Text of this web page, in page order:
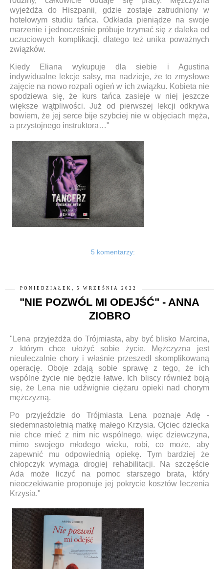
wyjeżdża do Hiszpanii, gdzie zostaje zatrudniony w
hotelowym studiu tańca. Odkłada pieniądze na swoje
marzenie i jednocześnie próbuje trzymać się z daleka od
uczuciowych komplikacji, dlatego też unika poważnych
związków.
Kiedy Eliana wykupuje dla siebie i Agustina
indywidualne lekcje salsy, ma nadzieje, że to zmysłowe
zajęcie na nowo rozpali ogień w ich związku. Kobieta nie
spodziewa się, że kurs tańca zasieje w niej jeszcze
większe wątpliwości. Już od pierwszej lekcji odkrywa
bowiem, że jej serce bije szybciej nie w objęciach męża,
a przystojnego instruktora…"
5 komentarzy:
PONIEDZIAŁEK, 5 WRZEŚNIA 2022
"NIE POZWÓL MI ODEJŚĆ" - ANNA
ZIOBRO
"Lena przyjeżdża do Trójmiasta, aby być blisko Marcina,
z którym chce ułożyć sobie życie. Mężczyzna jest
nieuleczalnie chory i właśnie przeszedł skomplikowaną
operację. Oboje zdają sobie sprawę z tego, że ich
wspólne życie nie będzie łatwe. Ich bliscy również boją
się, że Lena nie udźwignie ciężaru opieki nad chorym
mężczyzną.
Po przyjeździe do Trójmiasta Lena poznaje Adę -
siedemnastoletnią matkę małego Krzysia. Ojciec dziecka
nie chce mieć z nim nic wspólnego, więc dziewczyna,
mimo swojego młodego wieku, robi, co może, aby
zapewnić mu odpowiednią opiekę. Tym bardziej że
chłopczyk wymaga drogiej rehabilitacji. Na szczęście
Ada może liczyć na pomoc starszego brata, który
nieoczekiwanie proponuje jej pokrycie kosztów leczenia
Krzysia."